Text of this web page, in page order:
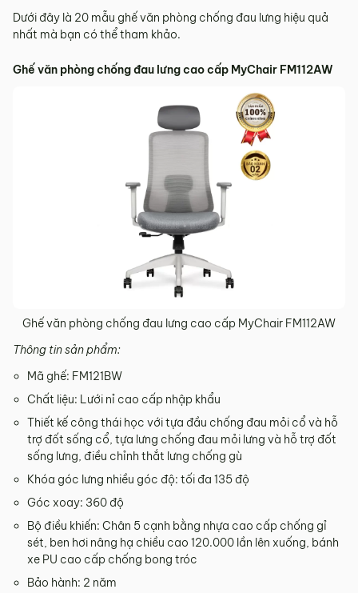
Dưới đây là 20 mẫu ghế văn phòng chống đau lưng hiệu quả
nhất mà bạn có thể tham khảo.
Ghế văn phòng chống đau lưng cao cấp MyChair FM112AW
Ghế văn phòng chống đau lưng cao cấp MyChair FM112AW​
Thông tin sản phẩm:
Mã ghế: FM121BW
Chất liệu: Lưới nỉ cao cấp nhập khẩu
Thiết kế công thái học với tựa đầu chống đau mỏi cổ và hỗ
trợ đốt sống cổ, tựa lưng chống đau mỏi lưng và hỗ trợ đốt
sống lưng, điều chỉnh thắt lưng chống gù
Khóa góc lưng nhiều góc độ: tối đa 135 độ
Góc xoay: 360 độ
Bộ điều khiến: Chân 5 cạnh bằng nhựa cao cấp chống gỉ
sét, ben hơi nâng hạ chiều cao 120.000 lần lên xuống, bánh
xe PU cao cấp chống bong tróc
Bảo hành: 2 năm